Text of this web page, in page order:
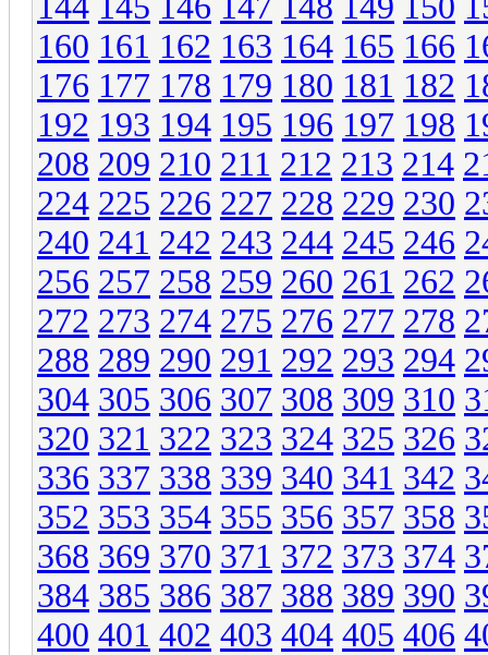
160 161 162 163 164 165 166
176 177 178 179 180 181 182
192 193 194 195 196 197 198
208 209 210 211 212 213 214
224 225 226 227 228 229 230
240 241 242 243 244 245 246
256 257 258 259 260 261 262
272 273 274 275 276 277 278
288 289 290 291 292 293 294
304 305 306 307 308 309 310
320 321 322 323 324 325 326
336 337 338 339 340 341 342
352 353 354 355 356 357 358
368 369 370 371 372 373 374
384 385 386 387 388 389 390
400 401 402 403 404 405 406